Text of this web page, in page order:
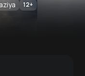
12+